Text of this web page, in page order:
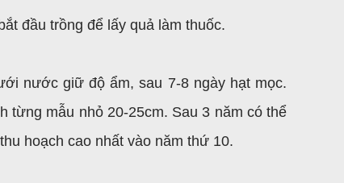
đầu trồng để lấy quả làm thuốc.
nước giữ độ ẩm, sau 7-8 ngày hạt mọc.
từng mẫu nhỏ 20-25cm. Sau 3 năm có thể
hoạch cao nhất vào năm thứ 10.